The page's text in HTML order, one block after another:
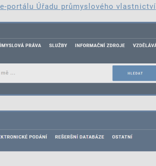
portálu Úřadu průmyslového vlastnictví